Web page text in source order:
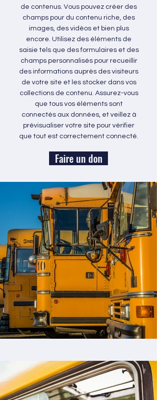
de contenus. Vous pouvez créer des
champs pour du contenu riche, des
images, des vidéos et bien plus
encore. Utilisez des éléments de
saisie tels que des formulaires et des
champs personnalisés pour recueillir
des informations auprès des visiteurs
de votre site et les stocker dans vos
collections de contenu. Assurez-vous
que tous vos éléments sont
connectés aux données, et veillez à
prévisualiser votre site pour vérifier
que tout est correctement connecté.
Faire un don